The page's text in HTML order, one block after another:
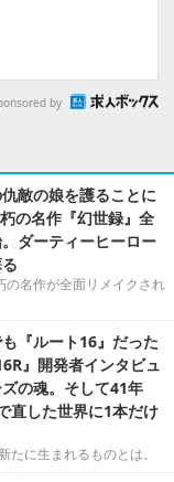
by
敵の娘を護ることに
の名作『幻世録』全
ダーティーヒーロー
の名作が全面リメイクされ
『ルート16』だった
』開発者インタビュ
の魂。そして41年
直した世界に1本だけ
に生まれるものとは。